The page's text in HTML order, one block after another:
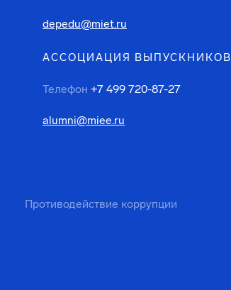
depedu@miet.ru
АССОЦИАЦИЯ ВЫПУСКНИКОВ
Телефон +7 499 720-87-27
alumni@miee.ru
Противодействие коррупции